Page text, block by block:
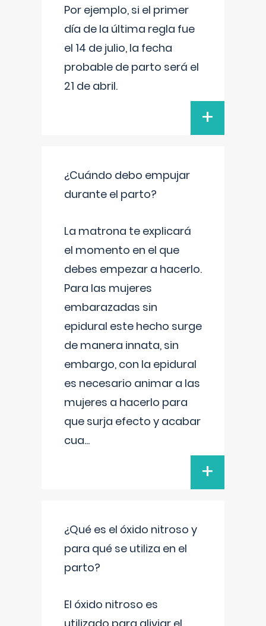
Por ejemplo, si el primer
día de la última regla fue
el 14 de julio, la fecha
probable de parto será el
21 de abril.
+
¿Cuándo debo empujar
durante el parto?
La matrona te explicará
el momento en el que
debes empezar a hacerlo.
Para las mujeres
embarazadas sin
epidural este hecho surge
de manera innata, sin
embargo, con la epidural
es necesario animar a las
mujeres a hacerlo para
que surja efecto y acabar
cua...
+
¿Qué es el óxido nitroso y
para qué se utiliza en el
parto?
El óxido nitroso es